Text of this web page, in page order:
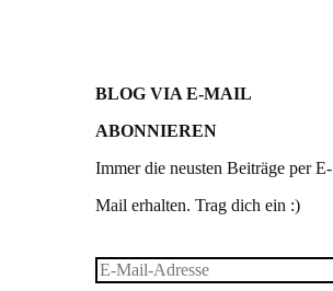
BLOG VIA E-MAIL
ABONNIEREN
Immer die neusten Beiträge per E-
Mail erhalten. Trag dich ein :)
E-